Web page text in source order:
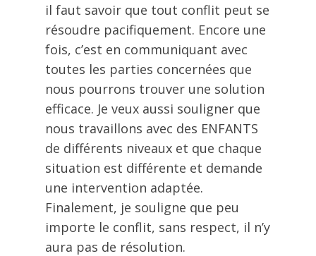
il faut savoir que tout conflit peut se
résoudre pacifiquement. Encore une
fois, c’est en communiquant avec
toutes les parties concernées que
nous pourrons trouver une solution
efficace. Je veux aussi souligner que
nous travaillons avec des ENFANTS
de différents niveaux et que chaque
situation est différente et demande
une intervention adaptée.
Finalement, je souligne que peu
importe le conflit, sans respect, il n’y
aura pas de résolution.